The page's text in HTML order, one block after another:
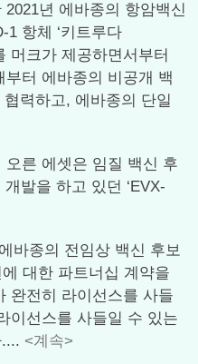
년 에바종의 항암백신
1 항체 ‘키트루다
머크가 제공하면서부터
터 에바종의 비공개 백
협력하고, 에바종의 단일
른 에셋은 임질 백신 후
개발을 하고 있던 ‘EVX-
바종의 전임상 백신 후보
대한 파트너십 계약을
완전히 라이선스를 사들
이선스를 사들일 수 있는
<계속>